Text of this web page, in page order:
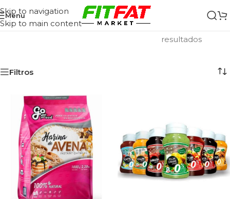
Skip to navigation
Skip to main content
Menu
Inicio/ Todas las Marcas/ GoFood
resultados
Filtros